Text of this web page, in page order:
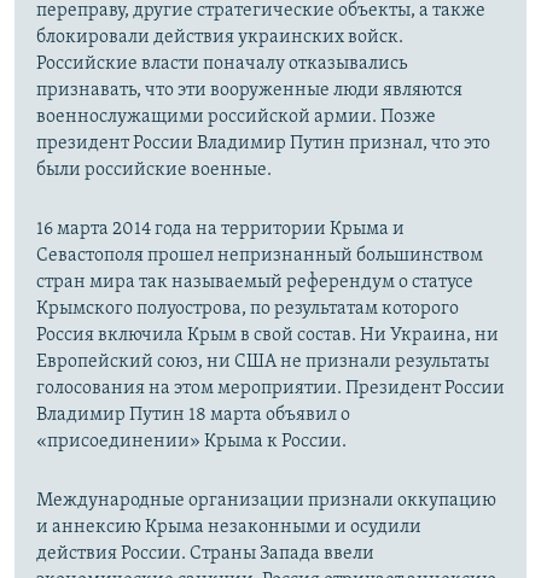
переправу, другие стратегические объекты, а также
блокировали действия украинских войск.
Российские власти поначалу отказывались
признавать, что эти вооруженные люди являются
военнослужащими российской армии. Позже
президент России Владимир Путин признал, что это
были российские военные.
16 марта 2014 года на территории Крыма и
Севастополя прошел непризнанный большинством
стран мира так называемый референдум о статусе
Крымского полуострова, по результатам которого
Россия включила Крым в свой состав. Ни Украина, ни
Европейский союз, ни США не признали результаты
голосования на этом мероприятии. Президент России
Владимир Путин 18 марта объявил о
«присоединении» Крыма к России.
Международные организации признали оккупацию
и аннексию Крыма незаконными и осудили
действия России. Страны Запада ввели